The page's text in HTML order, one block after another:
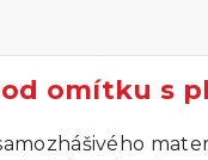
omítku s